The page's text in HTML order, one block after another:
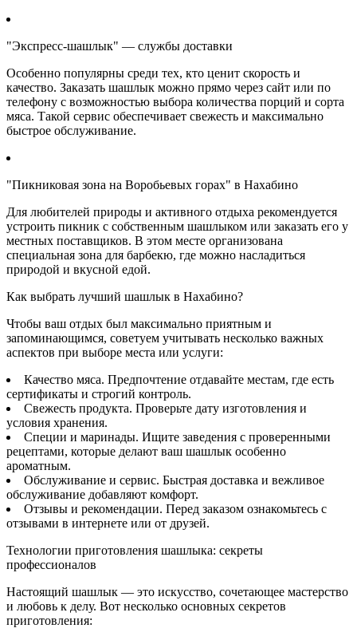
"Экспресс-шашлык" — службы доставки
Особенно популярны среди тех, кто ценит скорость и
качество. Заказать шашлык можно прямо через сайт или по
телефону с возможностью выбора количества порций и сорта
мяса. Такой сервис обеспечивает свежесть и максимально
быстрое обслуживание.
"Пикниковая зона на Воробьевых горах" в Нахабино
Для любителей природы и активного отдыха рекомендуется
устроить пикник с собственным шашлыком или заказать его у
местных поставщиков. В этом месте организована
специальная зона для барбекю, где можно насладиться
природой и вкусной едой.
Как выбрать лучший шашлык в Нахабино?
Чтобы ваш отдых был максимально приятным и
запоминающимся, советуем учитывать несколько важных
аспектов при выборе места или услуги:
Качество мяса. Предпочтение отдавайте местам, где есть
сертификаты и строгий контроль.
Свежесть продукта. Проверьте дату изготовления и
условия хранения.
Специи и маринады. Ищите заведения с проверенными
рецептами, которые делают ваш шашлык особенно
ароматным.
Обслуживание и сервис. Быстрая доставка и вежливое
обслуживание добавляют комфорт.
Отзывы и рекомендации. Перед заказом ознакомьтесь с
отзывами в интернете или от друзей.
Технологии приготовления шашлыка: секреты
профессионалов
Настоящий шашлык — это искусство, сочетающее мастерство
и любовь к делу. Вот несколько основных секретов
приготовления: